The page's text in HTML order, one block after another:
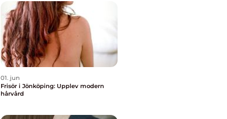
01. jun
Frisör i Jönköping: Upplev modern
hårvård